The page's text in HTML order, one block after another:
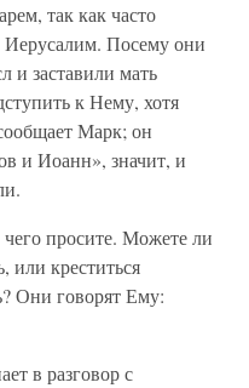
так как часто
Посему они
и заставили мать
к Нему, хотя
Марк; он
и Иоанн», значит, и
чего просите. Можете ли
или креститься
Они говорят Ему:
в разговор с